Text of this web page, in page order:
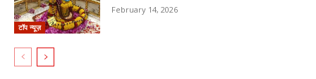
टॉप न्यूज़
February 14, 2026